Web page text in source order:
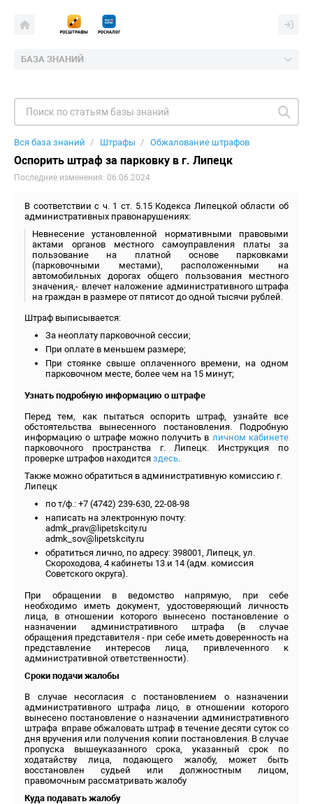
БАЗА ЗНАНИЙ
Вся база знаний Штрафы Обжалование штрафов
Оспорить штраф за парковку в г. Липецк
Последние изменения: 06.06.2024
В соответствии с ч. 1 ст. 5.15 Кодекса Липецкой области об
административных правонарушениях:
Невнесение установленной нормативными правовыми
актами органов местного самоуправления платы за
пользование на платной основе парковками
(парковочными местами), расположенными на
автомобильных дорогах общего пользования местного
значения,- влечет наложение административного штрафа
на граждан в размере от пятисот до одной тысячи рублей.
Штраф выписывается:
За неоплату парковочной сессии;
При оплате в меньшем размере;
При стоянке свыше оплаченного времени, на одном
парковочном месте, более чем на 15 минут;
Узнать подробную информацию о штрафе
Перед тем, как пытаться оспорить штраф, узнайте все
обстоятельства вынесенного постановления. Подробную
информацию о штрафе можно получить в личном кабинете
парковочного пространства г. Липецк. Инструкция по
проверке штрафов находится здесь.
Также можно обратиться в административную комиссию г.
Липецк
по т/ф.: +7 (4742) 239-630, 22-08-98
написать на электронную почту:
admk_prav@lipetskcity.ru
admk_sov@lipetskcity.ru
обратиться лично, по адресу: 398001, Липецк, ул.
Скороходова, 4 кабинеты 13 и 14 (адм. комиссия
Советского округа).
При обращении в ведомство напрямую, при себе
необходимо иметь документ, удостоверяющий личность
лица, в отношении которого вынесено постановление о
назначении административного штрафа (в случае
обращения представителя - при себе иметь доверенность на
представление интересов лица, привлеченного к
административной ответственности).
Сроки подачи жалобы
В случае несогласия с постановлением о назначении
административного штрафа лицо, в отношении которого
вынесено постановление о назначении административного
штрафа вправе обжаловать штраф в течение десяти суток со
дня вручения или получения копии постановления. В случае
пропуска вышеуказанного срока, указанный срок по
ходатайству лица, подающего жалобу, может быть
восстановлен судьей или должностным лицом,
правомочным рассматривать жалобу
Куда подавать жалобу